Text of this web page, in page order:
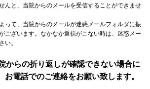
んと、当院からのメールを受信することができませ
って、当院からのメールが迷惑メールフォルダに振
ございます。なかなか返信がこない時は、迷惑メー
い。
からの折り返しが確認できない場合に
お電話でのご連絡をお願い致します。